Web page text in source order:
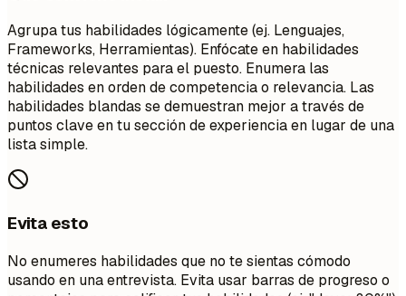
Agrupa tus habilidades lógicamente (ej. Lenguajes,
Frameworks, Herramientas). Enfócate en habilidades
técnicas relevantes para el puesto. Enumera las
habilidades en orden de competencia o relevancia. Las
habilidades blandas se demuestran mejor a través de
puntos clave en tu sección de experiencia en lugar de una
lista simple.
Evita esto
No enumeres habilidades que no te sientas cómodo
usando en una entrevista. Evita usar barras de progreso o